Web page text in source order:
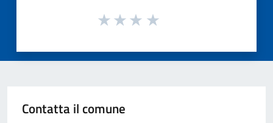
Contatta il comune